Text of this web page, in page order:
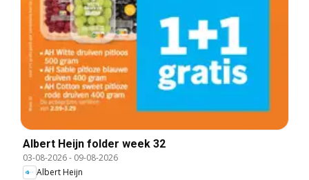
Albert Heijn folder week 32
03-08-2026- 09-08-2026
Albert Heijn